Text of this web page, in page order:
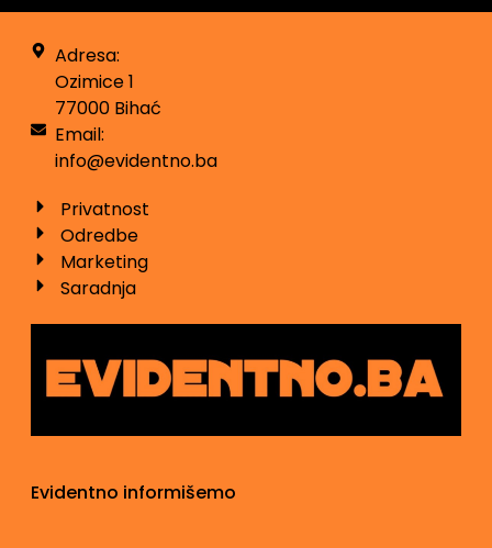
Adresa:
Ozimice 1
77000 Bihać
Email:
info@evidentno.ba
Privatnost
Odredbe
Marketing
Saradnja
Evidentno informišemo